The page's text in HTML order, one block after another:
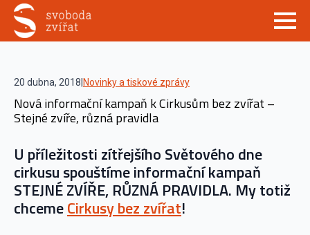
20 dubna, 2018 Novinky a tiskové zprávy
Nová informační kampaň k Cirkusům bez zvířat –
Stejné zvíře, různá pravidla
U příležitosti zítřejšího Světového dne
cirkusu spouštíme informační kampaň
STEJNÉ ZVÍŘE, RŮZNÁ PRAVIDLA. My totiž
chcemeCirkusy bez zvířat!